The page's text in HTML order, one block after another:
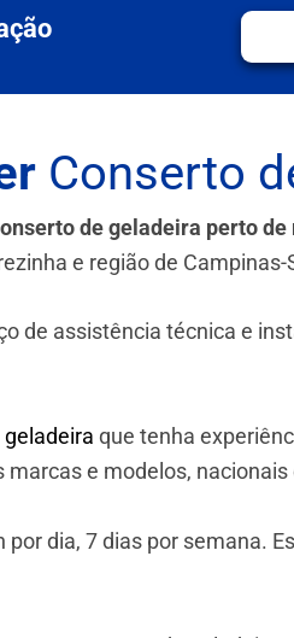
Conserto
de geladeira perto de
e região de Campinas-
de assistência técnica e
que tenha
marcas e modelos,
por dia, 7 dias por semana.